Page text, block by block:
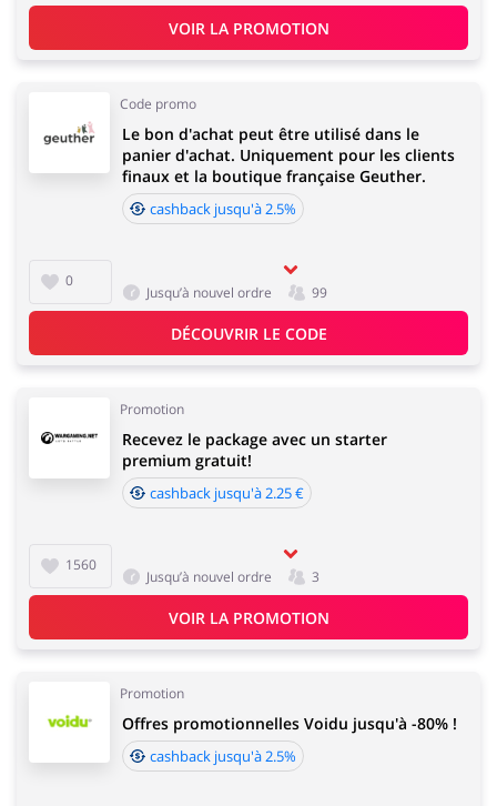
VOIR LA PROMOTION
Code promo
0
Le bon d'achat peut être utilisé dans le
panier d'achat. Uniquement pour les clients
finaux et la boutique française Geuther.
cashback jusqu'à 2.5%
Jusqu’à nouvel ordre 99
DÉCOUVRIR LE CODE
Promotion
1560
Recevez le package avec un starter
premium gratuit!
cashback jusqu'à 2.25 €
Jusqu’à nouvel ordre 3
VOIR LA PROMOTION
Promotion
Offres promotionnelles Voidu jusqu'à -80% !
cashback jusqu'à 2.5%